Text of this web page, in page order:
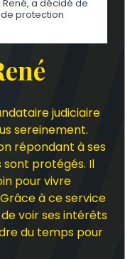
a décidé de
protection
judiciaire
sereinement.
répondant à ses
protégés. Il
pour vivre
à ce service
de voir ses intérêts
du temps pour